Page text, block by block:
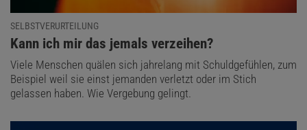
SELBSTVERURTEILUNG
:
Kann ich mir das jemals verzeihen?
Viele Menschen quälen sich jahrelang mit Schuldgefühlen, zum
Beispiel weil sie einst jemanden verletzt oder im Stich
gelassen haben. Wie Vergebung gelingt.